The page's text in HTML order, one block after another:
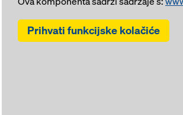
Prihvati funkcijske kolačiće